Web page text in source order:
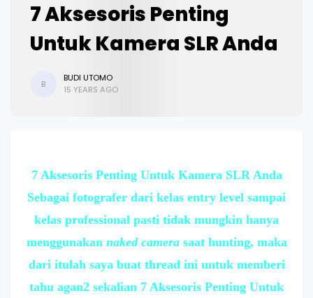
7 Aksesoris Penting
Untuk Kamera SLR Anda
B
BUDI UTOMO
15 YEARS AGO
7 Aksesoris Penting Untuk Kamera SLR Anda
Sebagai fotografer dari kelas entry level sampai
kelas professional pasti tidak mungkin hanya
menggunakan naked camerasaat hunting, maka
dari itulah saya buat thread ini untuk memberi
tahu agan2 sekalian 7 Aksesoris Penting Untuk